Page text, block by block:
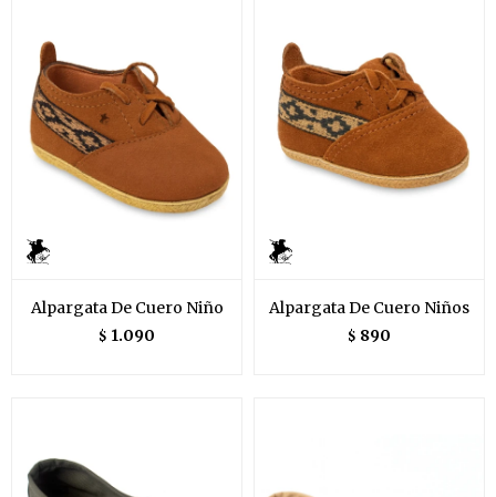
Alpargata De Cuero Niño
$ 1.090
Alpargata De Cuero Niños
$ 890